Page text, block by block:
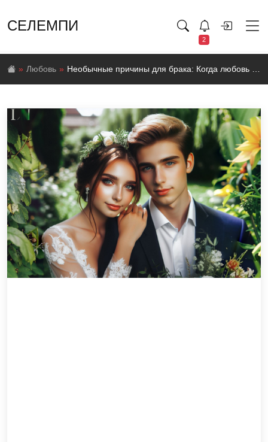
СЕЛЕМПИ
2
Любовь Необычные причины для брака: Когда любовь не главное